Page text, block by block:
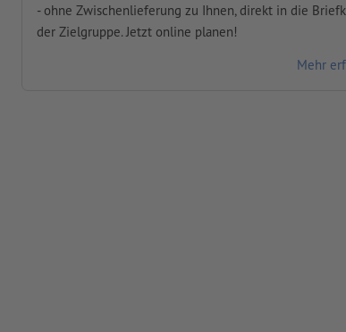
- ohne Zwischenlieferung zu Ihnen, direkt in die
der Zielgruppe. Jetzt online planen!
Mehr